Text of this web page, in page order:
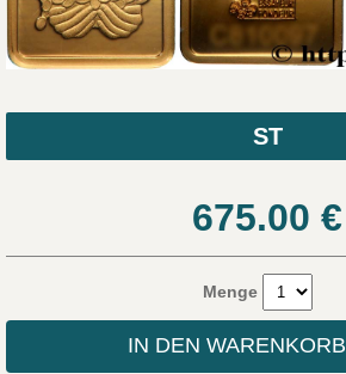
ST
675.00 €
Menge
IN DEN WARENKORB